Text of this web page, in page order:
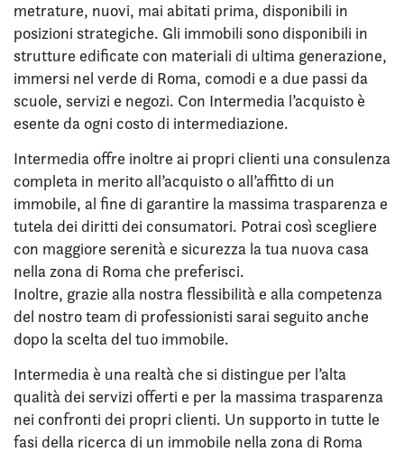
metrature, nuovi, mai abitati prima, disponibili in
posizioni strategiche. Gli immobili sono disponibili in
strutture edificate con materiali di ultima generazione,
immersi nel verde di Roma, comodi e a due passi da
scuole, servizi e negozi. Con Intermedia l’acquisto è
esente da ogni costo di intermediazione.
Intermedia offre inoltre ai propri clienti una consulenza
completa in merito all’acquisto o all’affitto di un
immobile, al fine di garantire la massima trasparenza e
tutela dei diritti dei consumatori. Potrai così scegliere
con maggiore serenità e sicurezza la tua nuova casa
nella zona di Roma che preferisci.
Inoltre, grazie alla nostra flessibilità e alla competenza
del nostro team di professionisti sarai seguito anche
dopo la scelta del tuo immobile.
Intermedia è una realtà che si distingue per l’alta
qualità dei servizi offerti e per la massima trasparenza
nei confronti dei propri clienti. Un supporto in tutte le
fasi della ricerca di un immobile nella zona di Roma